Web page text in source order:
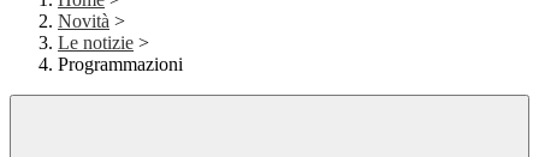
Novità >
Le notizie >
Programmazioni